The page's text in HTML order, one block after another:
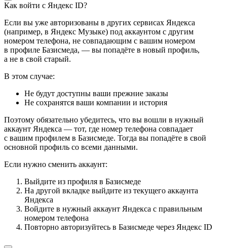
Как войти с Яндекс ID?
Если вы уже авторизованы в других сервисах Яндекса
(например, в Яндекс Музыке) под аккаунтом с другим
номером телефона, не совпадающим с вашим номером
в профиле Базисмеда, — вы попадёте в новый профиль,
а не в свой старый.
В этом случае:
Не будут доступны ваши прежние заказы
Не сохранятся ваши компании и история
Поэтому обязательно убедитесь, что вы вошли в нужный
аккаунт Яндекса — тот, где номер телефона совпадает
с вашим профилем в Базисмеде. Тогда вы попадёте в свой
основной профиль со всеми данными.
Если нужно сменить аккаунт:
Выйдите из профиля в Базисмеде
На другой вкладке выйдите из текущего аккаунта
Яндекса
Войдите в нужный аккаунт Яндекса с правильным
номером телефона
Повторно авторизуйтесь в Базисмеде через Яндекс ID